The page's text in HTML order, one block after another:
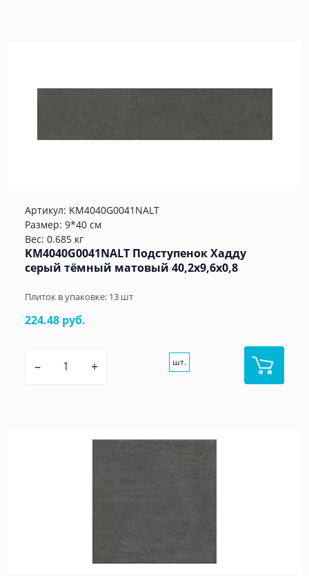
Артикул: KM4040G0041NALT
Размер: 9*40 см
Вес: 0.685 кг
KM4040G0041NALT Подступенок Хадду
серый тёмный матовый 40,2x9,6x0,8
Плиток в упаковке: 13 шт
224.48 руб.
– + шт.